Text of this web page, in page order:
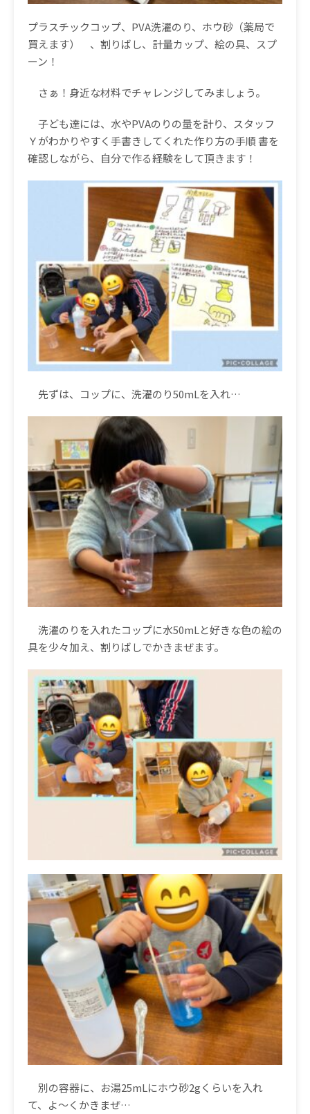
プラスチックコップ、 PVA洗濯のり、ホウ砂（薬局で
買えます） 、割りばし、計量カップ、絵の具、スプ
ーン！
さぁ！身近な材料でチャレンジしてみましょう。
子ども達には、水やPVAのりの量を計り、スタッフ
Ｙがわかりやすく手書きしてくれた作り方の手順書を
確認しながら、自分で作る経験をして頂きます！
先ずは、コップに、洗濯のり50mLを入れ…
洗濯のりを入れたコップに水50mLと好きな色の絵の
具を少々加え、割りばしでかきまぜます。
別の容器に、お湯25mLにホウ砂2gくらいを入れ
て、よ〜くかきまぜ…